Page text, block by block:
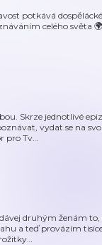
potkává
celého světa
Skrze jednotlivé
vydat se na
pro Tv…
druhým ženám to,
a teď provázím
…